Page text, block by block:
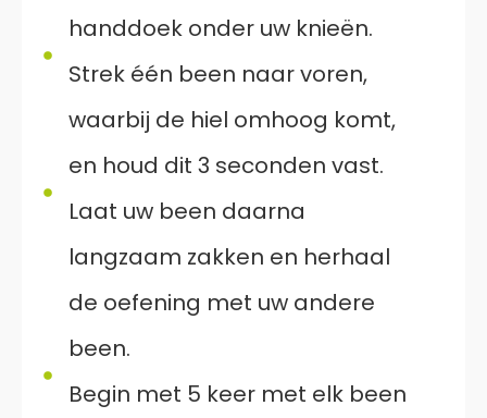
handdoek onder uw knieën.
Strek één been naar voren,
waarbij de hiel omhoog komt,
en houd dit 3 seconden vast.
Laat uw been daarna
langzaam zakken en herhaal
de oefening met uw andere
been.
Begin met 5 keer met elk been